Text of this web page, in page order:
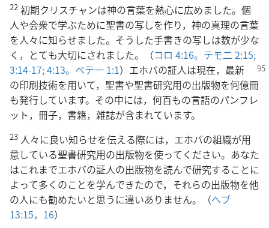
22 初期クリスチャンは神の言葉を熱心に広めました。個
人や会衆で学ぶために聖書の写しを作り，神の真理の言葉
を人々に知らせました。そうした手書きの写しは数が少な
く，とても大切にされました。（コロ 4:16。 テモ二 2:15;
3:14-17;4:13。 ペテ一 1:1）エホバの証人は現在，最新
の印刷技術を用いて，聖書や聖書研究用の出版物を何億冊
も発行しています。その中には，何百もの言語のパンフレ
ット，冊子，書籍，雑誌が含まれています。
23 人々に良い知らせを伝える際には，エホバの組織が用
意している聖書研究用の出版物を使ってください。あなた
はこれまでエホバの証人の出版物を読んで研究することに
よって多くのことを学んできたので，それらの出版物を他
の人にも勧めたいと思うに違いありません。（ヘブ
13:15，16）